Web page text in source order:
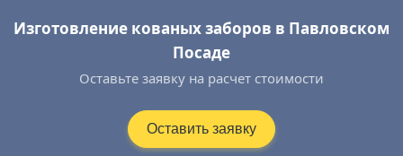
Изготовление кованых заборов в Павловском
Посаде
Оставьте заявку на расчет стоимости
Оставить заявку